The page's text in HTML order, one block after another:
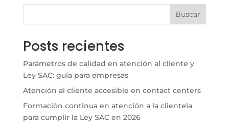
Buscar
Posts recientes
Parámetros de calidad en atención al cliente y
Ley SAC: guía para empresas
Atención al cliente accesible en contact centers
Formación continua en atención a la clientela
para cumplir la Ley SAC en 2026